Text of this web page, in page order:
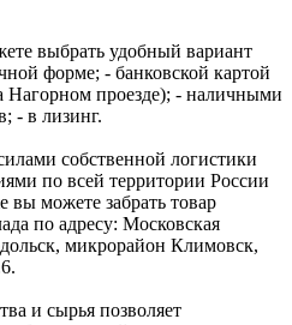
выбрать удобный вариант
форме; - банковской картой
Нагорном проезде); - наличными
- в лизинг.
собственной логистики
по всей территории России
вы можете забрать товар
по адресу: Московская
микрорайон Климовск,
и сырья позволяет